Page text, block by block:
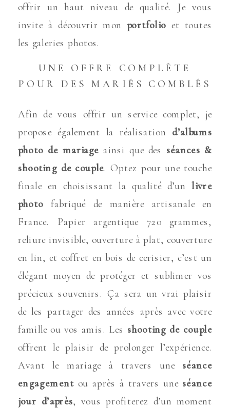
offrir un haut niveau de qualité. Je vous
invite à découvrir mon portfolio et toutes
les galeries photos.
UNE OFFRE COMPLÈTE
POUR DES MARIÉS COMBLÉS
Afin de vous offrir un service complet, je
propose également la réalisation d’albums
photo de mariage ainsi que des séances &
shooting de couple. Optez pour une touche
finale en choisissant la qualité d’unlivre
photo fabriqué de manière artisanale en
France. Papier argentique 720 grammes,
reliure invisible, ouverture à plat, couverture
en lin, et coffret en bois de cerisier, c’est un
élégant moyen de protéger et sublimer vos
précieux souvenirs. Ça sera un vrai plaisir
de les partager des années après avec votre
famille ou vos amis. Les shooting de couple
offrent le plaisir de prolonger l’expérience.
Avant le mariage à travers une séance
engagement ou après à travers une séance
jour d’après, vous profiterez d’un moment